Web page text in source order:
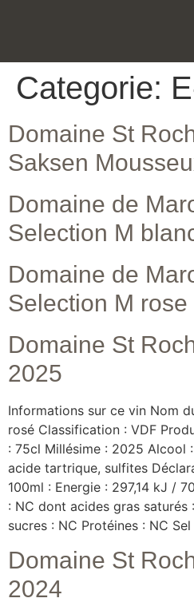
Categorie:
Domaine St
Saksen
Domaine de
Selection M
Domaine de
Selection M rose
Domaine St
2025
Informations sur ce vin Nom
rosé Classification : VDF
: 75cl Millésime : 2025 Alcool
acide tartrique, sulfites
100ml : Energie : 297,14 kJ /
: NC dont acides gras saturés
sucres : NC Protéines : NC Sel
Domaine St
2024